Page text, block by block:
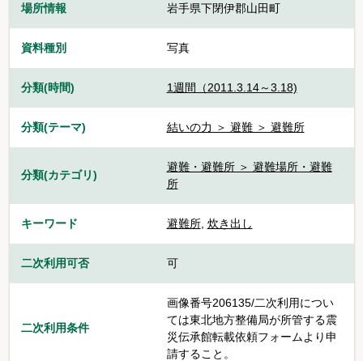
場所情報 岩手県下閉伊郡山田町
資料種別 写真
分類(時間) 1週間（2011.3.14～3.18)
分類(テーマ) 結いの力 ＞ 避難 ＞ 避難所
分類(カテゴリ)
避難・避難所 ＞ 避難場所・避難
所
キーワード 避難所, 炊き出し
二次利用可否 可
二次利用条件
画像番号206135/二次利用につい
ては東北地方整備局が所管する震
災伝承館転載依頼フォームより申
請すること。